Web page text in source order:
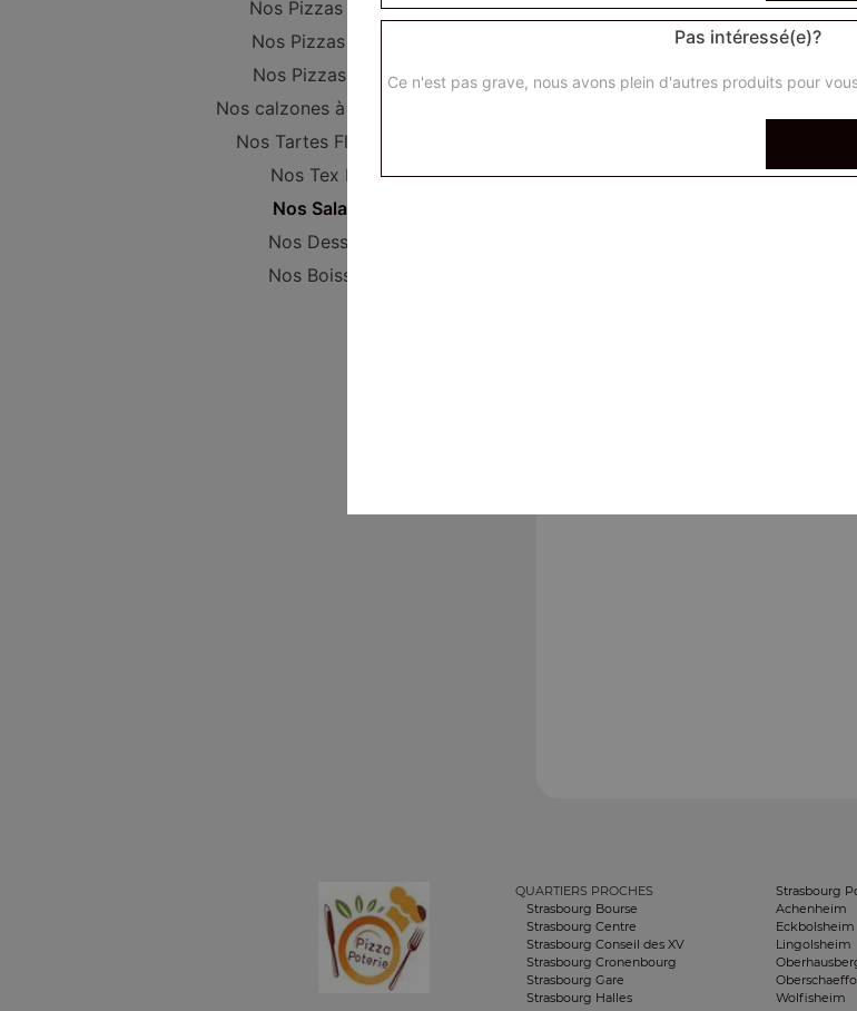
Nos Pizzas Junior
Nos Pizzas Super
Nos Pizzas Méga
Nos calzones à composer
Nos Tartes Flambées
Nos Tex Mex
Nos Salades
Nos Desserts
Nos Boissons
QUARTIERS PROCHES
Strasbourg Bourse
Strasbourg Centre
Strasbourg Conseil des XV
Strasbourg Cronenbourg
Strasbourg Gare
Strasbourg Halles
Strasbourg
Achenheim
Eckbolsheim
Lingolsheim
Wolfisheim
Pas intéressé(e)?
Ce n'est pas grave, nous avons plein d'autres produits pour